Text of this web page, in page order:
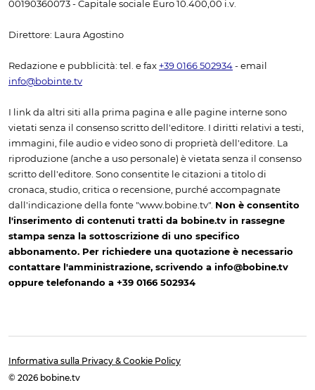
00190360073 - Capitale sociale Euro 10.400,00 i.v.
Direttore: Laura Agostino
Redazione e pubblicità: tel. e fax +39 0166 502934 - email
info@bobinte.tv
I link da altri siti alla prima pagina e alle pagine interne sono
vietati senza il consenso scritto dell'editore. I diritti relativi a testi,
immagini, file audio e video sono di proprietà dell'editore. La
riproduzione (anche a uso personale) è vietata senza il consenso
scritto dell'editore. Sono consentite le citazioni a titolo di
cronaca, studio, critica o recensione, purché accompagnate
dall'indicazione della fonte "www.bobine.tv". Non è consentito
l'inserimento di contenuti tratti da bobine.tv in rassegne
stampa senza la sottoscrizione di uno specifico
abbonamento. Per richiedere una quotazione è necessario
contattare l'amministrazione, scrivendo a info@bobine.tv
oppure telefonando a +39 0166 502934
Informativa sulla Privacy & Cookie Policy
© 2026 bobine.tv